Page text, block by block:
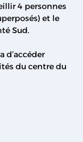
4 personnes
et le
Sud.
d’accéder
du centre du